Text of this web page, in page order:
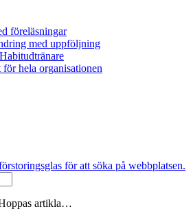
föreläsningar
med uppföljning
för hela organisationen
artikla…